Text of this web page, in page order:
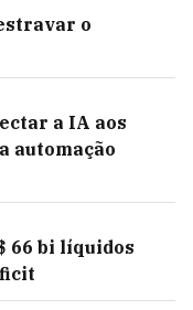
o
a IA aos
automação
66 bi líquidos